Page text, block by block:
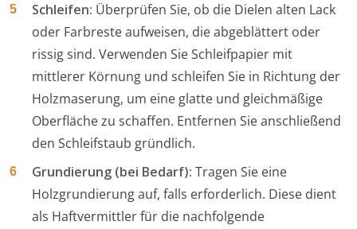
Schleifen: Überprüfen Sie, ob die Dielen alten Lack
oder Farbreste aufweisen, die abgeblättert oder
rissig sind. Verwenden Sie Schleifpapier mit
mittlerer Körnung und schleifen Sie in Richtung der
Holzmaserung, um eine glatte und gleichmäßige
Oberfläche zu schaffen. Entfernen Sie anschließend
den Schleifstaub gründlich.
Grundierung (bei Bedarf): Tragen Sie eine
Holzgrundierung auf, falls erforderlich. Diese dient
als Haftvermittler für die nachfolgende